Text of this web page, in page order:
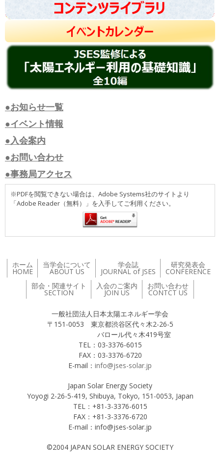
●お知らせ一覧
●イベント情報
●入会案内
●お問い合わせ
●事務局アクセス
※PDFを閲覧できない場合は、Adobe Systems社のサイトより
「Adobe Reader（無料）」を入手してご利用ください。
ホーム
HOME
当学会について
ABOUT US
学会誌
JOURNAL of JSES
研究発表会
CONFERENCE
部会・関連サイト
SECTION
入会のご案内
JOIN US
お問い合わせ
CONTCT US
一般社団法人日本太陽エネルギー学会
〒151-0053 東京都渋谷区代々木2-26-5
バロール代々木419号室
TEL：03-3376-6015
FAX：03-3376-6720
E-mail： info@jses-solar.jp
Japan Solar Energy Society
Yoyogi 2-26-5-419, Shibuya, Tokyo, 151-0053, Japan
TEL：+81-3-3376-6015
FAX：+81-3-3376-6720
E-mail：info@jses-solar.jp
©2004 JAPAN SOLAR ENERGY SOCIETY